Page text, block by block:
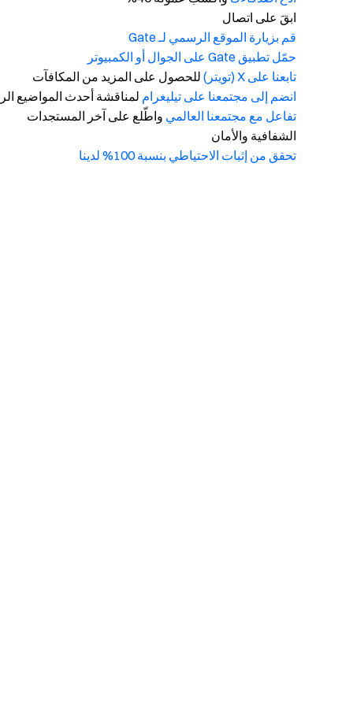
ابقَ على اتصال
قم بزيارة الموقع الرسمي لـ Gate
حمّل تطبيق Gate على الجوال أو الكمبيوتر
تابعنا على X (تويتر)
للحصول على المزيد من المكافآت
انضم إلى مجتمعنا على تيليغرام لمناقشة أحدث المواضيع
تفاعل مع مجتمعنا العالمي واطّلع على آخر المستجدات
الشفافية والأمان
تحقق من إثبات الاحتياطي بنسبة 100% لدينا